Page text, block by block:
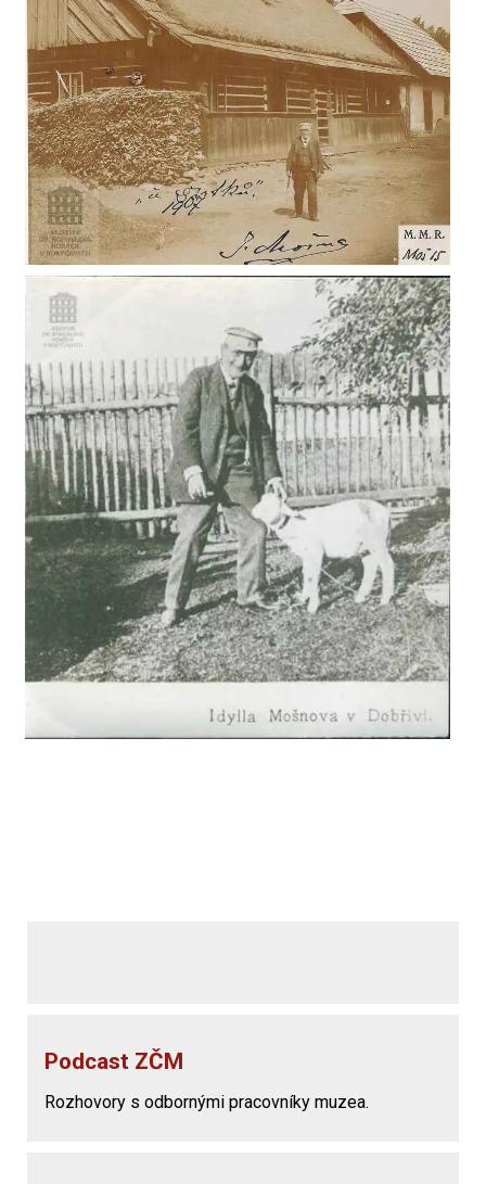
Podcast ZČM
Rozhovory s odbornými pracovníky muzea.